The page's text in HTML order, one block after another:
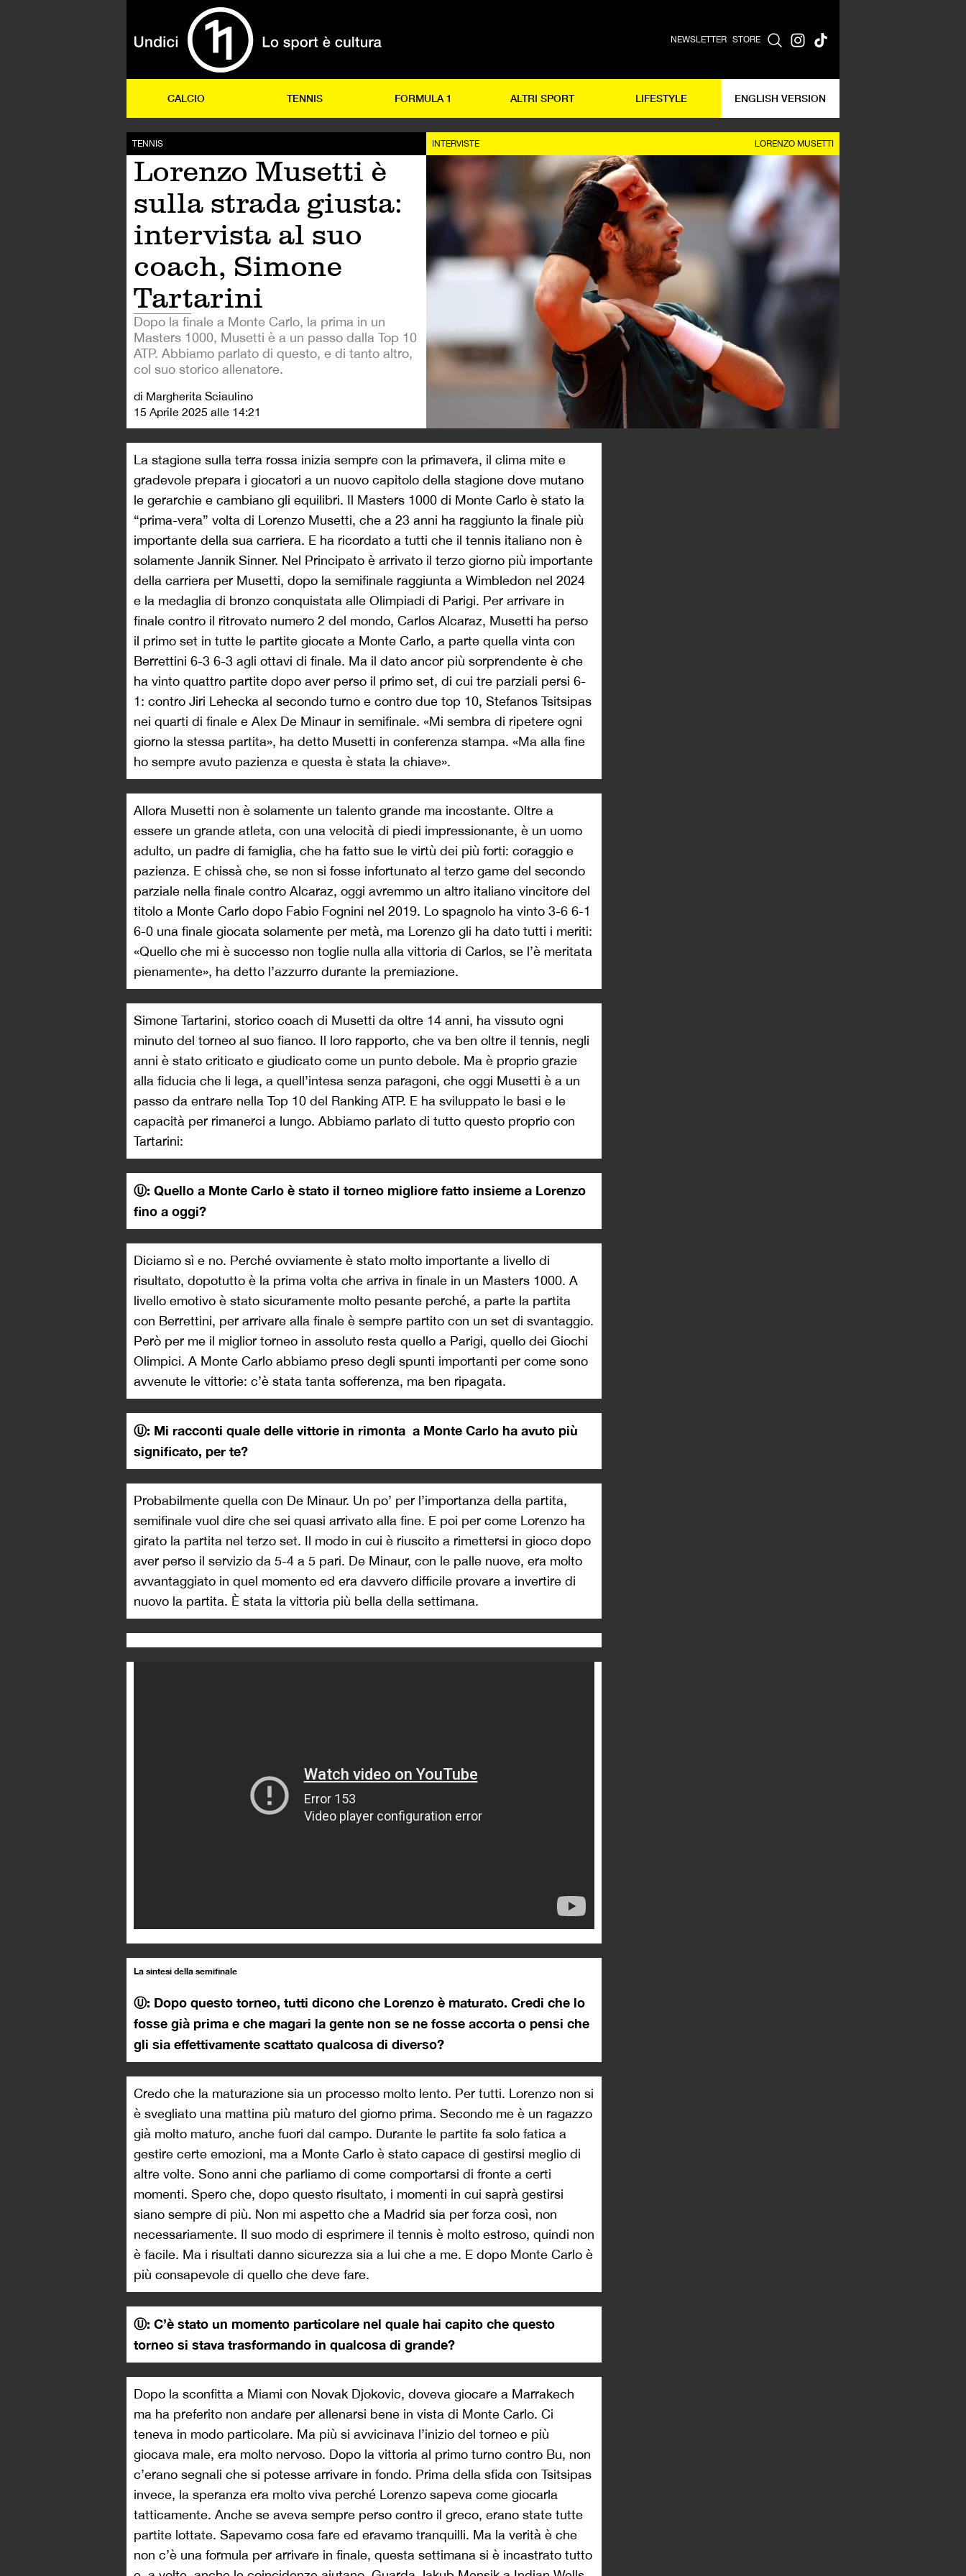
NEWSLETTER STORE
CALCIO TENNIS FORMULA 1 ALTRI SPORT LIFESTYLE ENGLISH VERSION
TENNIS
Lorenzo Musetti è
sulla strada giusta:
intervista al suo
coach, Simone
Tartarini
Dopo la finale a Monte Carlo, la prima in un
Masters 1000, Musetti è a un passo dalla Top 10
ATP. Abbiamo parlato di questo, e di tanto altro,
col suo storico allenatore.
di Margherita Sciaulino
15 Aprile 2025 alle 14:21
INTERVISTE LORENZO MUSETTI
La stagione sulla terra rossa inizia sempre con la primavera, il clima mite e
gradevole prepara i giocatori a un nuovo capitolo della stagione dove mutano
le gerarchie e cambiano gli equilibri. Il Masters 1000 di Monte Carlo è stato la
“prima-vera” volta di Lorenzo Musetti, che a 23 anni ha raggiunto la finale più
importante della sua carriera. E ha ricordato a tutti che il tennis italiano non è
solamente Jannik Sinner. Nel Principato è arrivato il terzo giorno più importante
della carriera per Musetti, dopo la semifinale raggiunta a Wimbledon nel 2024
e la medaglia di bronzo conquistata alle Olimpiadi di Parigi. Per arrivare in
finale contro il ritrovato numero 2 del mondo, Carlos Alcaraz, Musetti ha perso
il primo set in tutte le partite giocate a Monte Carlo, a parte quella vinta con
Berrettini 6-3 6-3 agli ottavi di finale. Ma il dato ancor più sorprendente è che
ha vinto quattro partite dopo aver perso il primo set, di cui tre parziali persi 6-
1: contro Jiri Lehecka al secondo turno e contro due top 10, Stefanos Tsitsipas
nei quarti di finale e Alex De Minaur in semifinale. «Mi sembra di ripetere ogni
giorno la stessa partita», ha detto Musetti in conferenza stampa. «Ma alla fine
ho sempre avuto pazienza e questa è stata la chiave».
Allora Musetti non è solamente un talento grande ma incostante. Oltre a
essere un grande atleta, con una velocità di piedi impressionante, è un uomo
adulto, un padre di famiglia, che ha fatto sue le virtù dei più forti: coraggio e
pazienza. E chissà che, se non si fosse infortunato al terzo game del secondo
parziale nella finale contro Alcaraz, oggi avremmo un altro italiano vincitore del
titolo a Monte Carlo dopo Fabio Fognini nel 2019. Lo spagnolo ha vinto 3-6 6-1
6-0 una finale giocata solamente per metà, ma Lorenzo gli ha dato tutti i meriti:
«Quello che mi è successo non toglie nulla alla vittoria di Carlos, se l’è meritata
pienamente», ha detto l’azzurro durante la premiazione.
Simone Tartarini, storico coach di Musetti da oltre 14 anni, ha vissuto ogni
minuto del torneo al suo fianco. Il loro rapporto, che va ben oltre il tennis, negli
anni è stato criticato e giudicato come un punto debole. Ma è proprio grazie
alla fiducia che li lega, a quell’intesa senza paragoni, che oggi Musetti è a un
passo da entrare nella Top 10 del Ranking ATP. E ha sviluppato le basi e le
capacità per rimanerci a lungo. Abbiamo parlato di tutto questo proprio con
Tartarini:
Ⓤ: Quello a Monte Carlo è stato il torneo migliore fatto insieme a Lorenzo
fino a oggi?
Diciamo sì e no. Perché ovviamente è stato molto importante a livello di
risultato, dopotutto è la prima volta che arriva in finale in un Masters 1000. A
livello emotivo è stato sicuramente molto pesante perché, a parte la partita
con Berrettini, per arrivare alla finale è sempre partito con un set di svantaggio.
Però per me il miglior torneo in assoluto resta quello a Parigi, quello dei Giochi
Olimpici. A Monte Carlo abbiamo preso degli spunti importanti per come sono
avvenute le vittorie: c’è stata tanta sofferenza, ma ben ripagata.
Ⓤ: Mi racconti quale delle vittorie in rimonta a Monte Carlo ha avuto più
significato, per te?
Probabilmente quella con De Minaur. Un po’ per l’importanza della partita,
semifinale vuol dire che sei quasi arrivato alla fine. E poi per come Lorenzo ha
girato la partita nel terzo set. Il modo in cui è riuscito a rimettersi in gioco dopo
aver perso il servizio da 5-4 a 5 pari. De Minaur, con le palle nuove, era molto
avvantaggiato in quel momento ed era davvero difficile provare a invertire di
nuovo la partita. È stata la vittoria più bella della settimana.
La sintesi della semifinale
Ⓤ: Dopo questo torneo, tutti dicono che Lorenzo è maturato. Credi che lo
fosse già prima e che magari la gente non se ne fosse accorta o pensi che
gli sia effettivamente scattato qualcosa di diverso?
Credo che la maturazione sia un processo molto lento. Per tutti. Lorenzo non si
è svegliato una mattina più maturo del giorno prima. Secondo me è un ragazzo
già molto maturo, anche fuori dal campo. Durante le partite fa solo fatica a
gestire certe emozioni, ma a Monte Carlo è stato capace di gestirsi meglio di
altre volte. Sono anni che parliamo di come comportarsi di fronte a certi
momenti. Spero che, dopo questo risultato, i momenti in cui saprà gestirsi
siano sempre di più. Non mi aspetto che a Madrid sia per forza così, non
necessariamente. Il suo modo di esprimere il tennis è molto estroso, quindi non
è facile. Ma i risultati danno sicurezza sia a lui che a me. E dopo Monte Carlo è
più consapevole di quello che deve fare.
Ⓤ: C’è stato un momento particolare nel quale hai capito che questo
torneo si stava trasformando in qualcosa di grande?
Dopo la sconfitta a Miami con Novak Djokovic, doveva giocare a Marrakech
ma ha preferito non andare per allenarsi bene in vista di Monte Carlo. Ci
teneva in modo particolare. Ma più si avvicinava l’inizio del torneo e più
giocava male, era molto nervoso. Dopo la vittoria al primo turno contro Bu, non
c’erano segnali che si potesse arrivare in fondo. Prima della sfida con Tsitsipas
invece, la speranza era molto viva perché Lorenzo sapeva come giocarla
tatticamente. Anche se aveva sempre perso contro il greco, erano state tutte
partite lottate. Sapevamo cosa fare ed eravamo tranquilli. Ma la verità è che
non c’è una formula per arrivare in finale, questa settimana si è incastrato tutto